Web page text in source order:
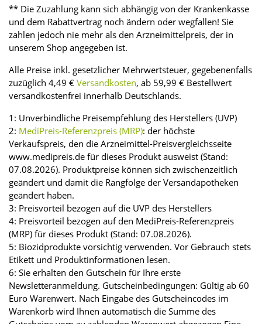
** Die Zuzahlung kann sich abhängig von der Krankenkasse
und dem Rabattvertrag noch ändern oder wegfallen! Sie
zahlen jedoch nie mehr als den Arzneimittelpreis, der in
unserem Shop angegeben ist.
Alle Preise inkl. gesetzlicher Mehrwertsteuer, gegebenenfalls
zuzüglich 4,49 € Versandkosten, ab 59,99 € Bestellwert
versandkostenfrei innerhalb Deutschlands.
1: Unverbindliche Preisempfehlung des Herstellers (UVP)
2: MediPreis-Referenzpreis (MRP): der höchste
Verkaufspreis, den die Arzneimittel-Preisvergleichsseite
www.medipreis.de für dieses Produkt ausweist (Stand:
07.08.2026). Produktpreise können sich zwischenzeitlich
geändert und damit die Rangfolge der Versandapotheken
geändert haben.
3: Preisvorteil bezogen auf die UVP des Herstellers
4: Preisvorteil bezogen auf den MediPreis-Referenzpreis
(MRP) für dieses Produkt (Stand: 07.08.2026).
5: Biozidprodukte vorsichtig verwenden. Vor Gebrauch stets
Etikett und Produktinformationen lesen.
6: Sie erhalten den Gutschein für Ihre erste
Newsletteranmeldung. Gutscheinbedingungen: Gültig ab 60
Euro Warenwert. Nach Eingabe des Gutscheincodes im
Warenkorb wird Ihnen automatisch die Summe des